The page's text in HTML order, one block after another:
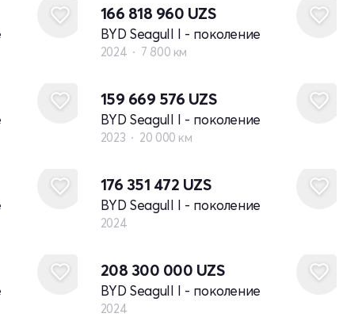
166 818 960 UZS
BYD Seagull I - поколение
2024 7 800 км
159 669 576 UZS
BYD Seagull I - поколение
2023 20 000 км
176 351 472 UZS
BYD Seagull I - поколение
2024
208 300 000 UZS
BYD Seagull I - поколение
2024